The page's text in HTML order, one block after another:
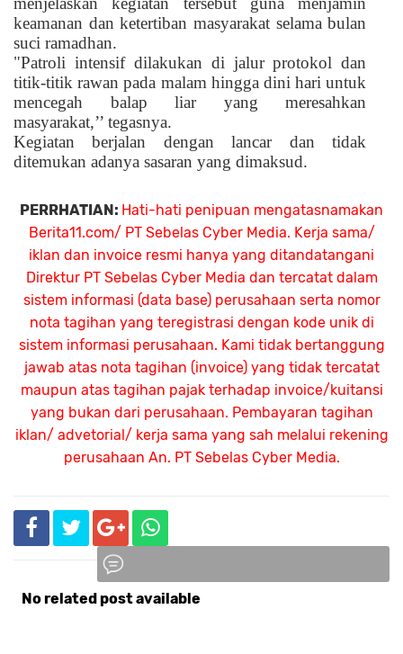
keamanan dan ketertiban masyarakat selama bulan
suci ramadhan.
"Patroli intensif dilakukan di jalur protokol dan
titik-titik rawan pada malam hingga dini hari untuk
mencegah balap liar yang meresahkan
masyarakat,’’ tegasnya.
Kegiatan berjalan dengan lancar dan tidak
ditemukan adanya sasaran yang dimaksud.
PERRHATIAN: Hati-hati penipuan mengatasnamakan
Berita11.com/ PT Sebelas Cyber Media. Kerja sama/
iklan dan invoice resmi hanya yang ditandatangani
Direktur PT Sebelas Cyber Media dan tercatat dalam
sistem informasi (data base) perusahaan serta nomor
nota tagihan yang teregistrasi dengan kode unik di
sistem informasi perusahaan. Kami tidak bertanggung
jawab atas nota tagihan (invoice) yang tidak tercatat
maupun atas tagihan pajak terhadap invoice/kuitansi
yang bukan dari perusahaan. Pembayaran tagihan
iklan/ advetorial/ kerja sama yang sah melalui rekening
perusahaan An. PT Sebelas Cyber Media.
No related post available